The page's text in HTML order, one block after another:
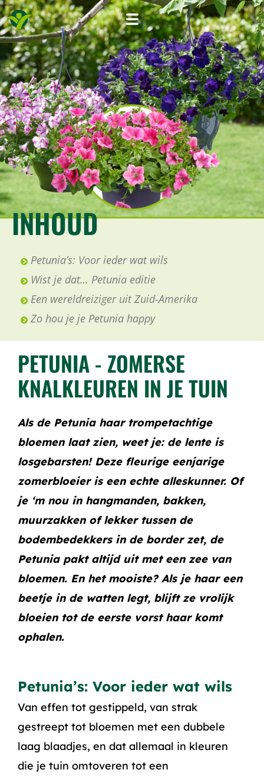
INHOUD
Petunia’s: Voor ieder wat wils
Wist je dat… Petunia editie
Een wereldreiziger uit Zuid-Amerika
Zo hou je je Petunia happy
PETUNIA - ZOMERSE
KNALKLEUREN IN JE TUIN
Als de Petunia haar trompetachtige
bloemen laat zien, weet je: de lente is
losgebarsten! Deze fleurige eenjarige
zomerbloeier is een echte alleskunner. Of
je ‘m nou in hangmanden, bakken,
muurzakken of lekker tussen de
bodembedekkers in de border zet, de
Petunia pakt altijd uit met een zee van
bloemen. En het mooiste? Als je haar een
beetje in de watten legt, blijft ze vrolijk
bloeien tot de eerste vorst haar komt
ophalen.
Petunia’s: Voor ieder wat wils
Van effen tot gestippeld, van strak
gestreept tot bloemen met een dubbele
laag blaadjes, en dat allemaal in kleuren
die je tuin omtoveren tot een